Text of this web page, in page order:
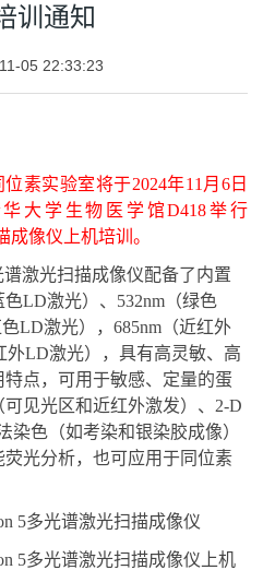
训通知
05 22:33:23
素实验室将于2024年11月6日
华大学生物医学馆D418举行
成像仪上机培训 。
谱激光扫描成像仪配备了内置
LD激光）、532nm（绿色
LD激光），685nm（近红外
LD激光）， 具有高灵敏、高
点， 可用于敏感、定量的蛋
见光区和近红外激发）、2-D
染色（如考染和银染胶成像）
光分析，也可应用于同位素
5多光谱激光扫描成像仪
5多光谱激光扫描成像仪 上机